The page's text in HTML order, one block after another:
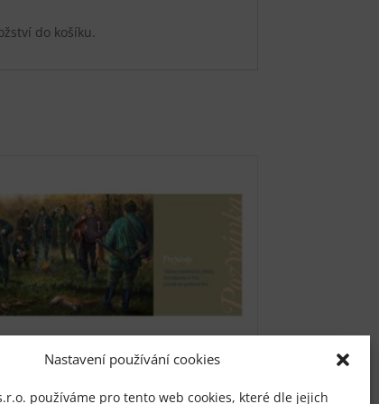
Nastavení používání cookies
používáme pro tento web cookies, které dle jejich
do košíku.
na lov / na